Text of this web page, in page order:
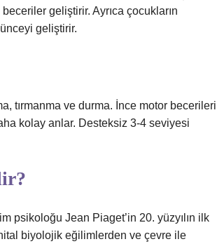
geliştirir. Ayrıca çocukların
geliştirir.
tırmanma ve durma. İnce motor becerileri
kolay anlar. Desteksiz 3-4 seviyesi
psikoloğu Jean Piaget’in 20. yüzyılın ilk
biyolojik eğilimlerden ve çevre ile